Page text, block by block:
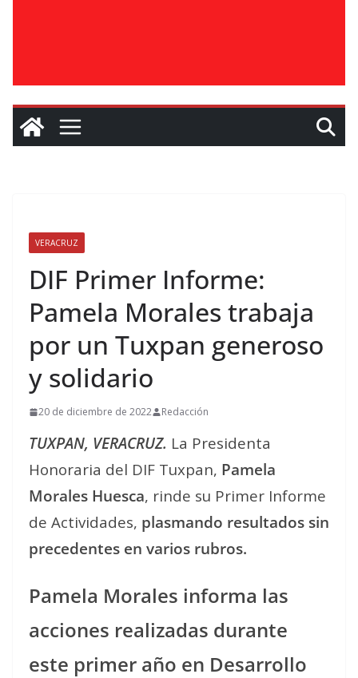
VERACRUZ
DIF Primer Informe:
Pamela Morales trabaja
por un Tuxpan generoso
y solidario
20 de diciembre de 2022 Redacción
TUXPAN, VERACRUZ. La Presidenta
Honoraria del DIF Tuxpan, Pamela
Morales Huesca, rinde su Primer Informe
de Actividades, plasmando resultados sin
precedentes en varios rubros.
Pamela Morales informa las
acciones realizadas durante
este primer año en Desarrollo